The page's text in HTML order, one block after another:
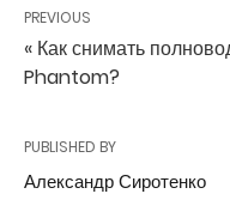
PREVIOUS
« Как снимать
Phantom?
PUBLISHED BY
Александр Сиротенко